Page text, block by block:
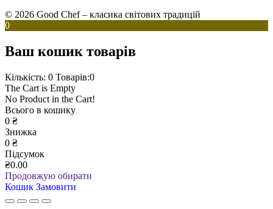
© 2026 Good Chef – класика світових традицій
0
Ваш кошик товарів
Кількість: 0 Товарів:0
The Cart is Empty
No Product in the Cart!
Всього в кошику
0 ₴
Знижка
0 ₴
Підсумок
₴0.00
Продовжую обирати
Кошик Замовити